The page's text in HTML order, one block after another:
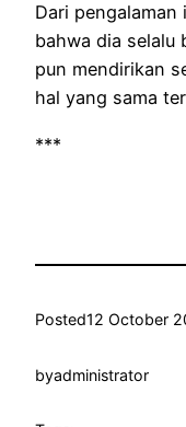
Dari
bahwa dia selalu
pun mendirikan
hal yang sama
***
Posted12 October
byadministrator